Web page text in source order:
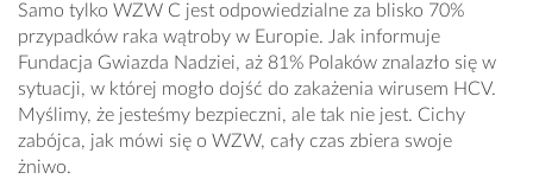
Samo tylko WZW C jest odpowiedzialne za blisko 70%
przypadków raka wątroby w Europie. Jak informuje
Fundacja Gwiazda Nadziei, aż 81% Polaków znalazło się w
sytuacji, w której mogło dojść do zakażenia wirusem HCV.
Myślimy, że jesteśmy bezpieczni, ale tak nie jest. Cichy
zabójca, jak mówi się o WZW, cały czas zbiera swoje
żniwo.